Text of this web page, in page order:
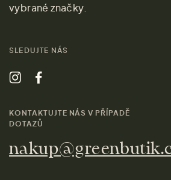
vybrané značky.
SLEDUJTE NÁS
KONTAKTUJTE NÁS V PŘÍPADĚ
DOTAZŮ